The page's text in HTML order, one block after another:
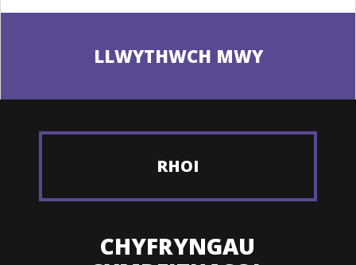
LLWYTHWCH MWY
RHOI
CHYFRYNGAU